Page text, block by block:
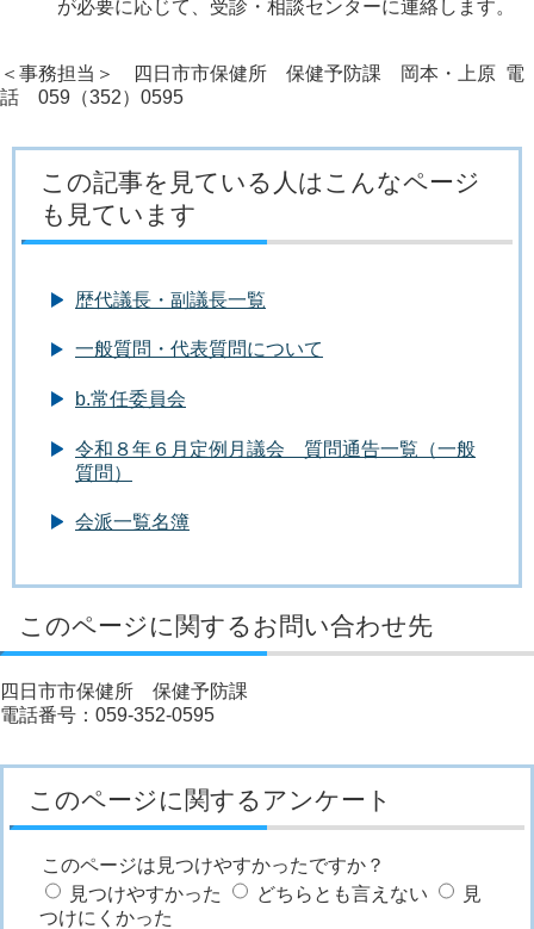
が必要に応じて、受診・相談センターに連絡します。
＜事務担当＞ 四日市市保健所 保健予防課 岡本・上原 電
話 059（352）0595
この記事を見ている人はこんなページ
も見ています
歴代議長・副議長一覧
一般質問・代表質問について
b.常任委員会
令和８年６月定例月議会 質問通告一覧（一般
質問）
会派一覧名簿
このページに関するお問い合わせ先
四日市市保健所 保健予防課
電話番号：059-352-0595
このページに関するアンケート
このページは見つけやすかったですか？
見つけやすかった
どちらとも言えない
見
つけにくかった